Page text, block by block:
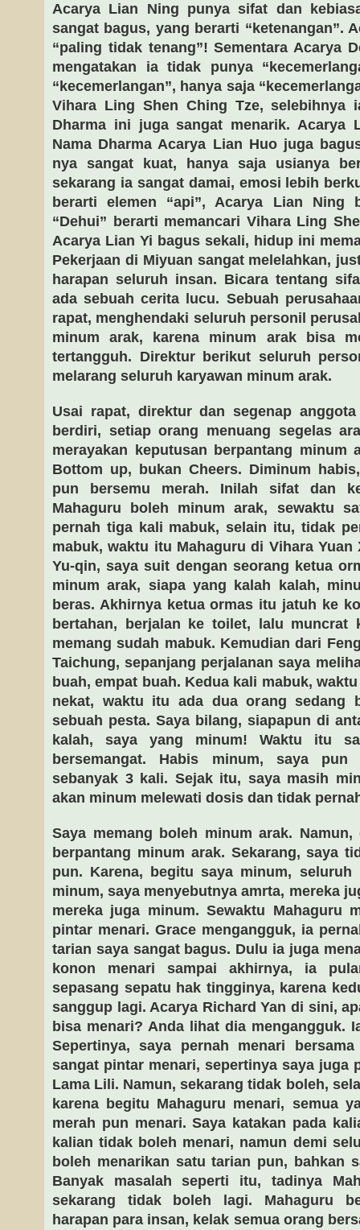
Acarya Lian Ning punya sifat dan
sangat bagus, yang berarti “ketenangan”.
“paling tidak tenang”! Sementara Acarya
mengatakan ia tidak punya
“kecemerlangan”, hanya saja
Vihara Ling Shen Ching Tze, selebihnya
Dharma ini juga sangat menarik. Acarya
Nama Dharma Acarya Lian Huo juga
nya sangat kuat, hanya saja usianya
sekarang ia sangat damai, emosi lebih
berarti elemen “api”, Acarya Lian Ning
“Dehui” berarti memancari Vihara Ling
Acarya Lian Yi bagus sekali, hidup ini
Pekerjaan di Miyuan sangat melelahkan,
harapan seluruh insan. Bicara tentang
ada sebuah cerita lucu. Sebuah
rapat, menghendaki seluruh personil
minum arak, karena minum arak bisa
tertangguh. Direktur berikut seluruh
melarang seluruh karyawan minum arak.
Usai rapat, direktur dan segenap
berdiri, setiap orang menuang segelas
merayakan keputusan berpantang minum
Bottom up, bukan Cheers. Diminum
pun bersemu merah. Inilah sifat dan
Mahaguru boleh minum arak, sewaktu
pernah tiga kali mabuk, selain itu, tidak
mabuk, waktu itu Mahaguru di Vihara
Yu-qin, saya suit dengan seorang ketua
minum arak, siapa yang kalah kalah,
beras. Akhirnya ketua ormas itu jatuh ke
bertahan, berjalan ke toilet, lalu muncrat
memang sudah mabuk. Kemudian dari
Taichung, sepanjang perjalanan saya
buah, empat buah. Kedua kali mabuk,
nekat, waktu itu ada dua orang sedang
sebuah pesta. Saya bilang, siapapun di
kalah, saya yang minum! Waktu itu
bersemangat. Habis minum, saya pun
sebanyak 3 kali. Sejak itu, saya masih
akan minum melewati dosis dan tidak
Saya memang boleh minum arak.
berpantang minum arak. Sekarang, saya
pun. Karena, begitu saya minum,
minum, saya menyebutnya amrta, mereka
mereka juga minum. Sewaktu Mahaguru
pintar menari. Grace mengangguk, ia
tarian saya sangat bagus. Dulu ia juga
konon menari sampai akhirnya, ia
sepasang sepatu hak tingginya, karena
sanggup lagi. Acarya Richard Yan di sini,
bisa menari? Anda lihat dia mengangguk.
Sepertinya, saya pernah menari
sangat pintar menari, sepertinya saya juga
Lama Lili. Namun, sekarang tidak boleh,
karena begitu Mahaguru menari, semua
merah pun menari. Saya katakan pada
kalian tidak boleh menari, namun demi
boleh menarikan satu tarian pun, bahkan
Banyak masalah seperti itu, tadinya
sekarang tidak boleh lagi. Mahaguru
harapan para insan, kelak semua orang